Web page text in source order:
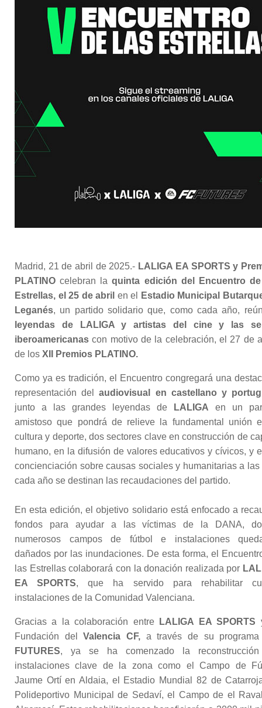
Madrid, 21 de abril de 2025.- LALIGA EA SPORTS y
PLATINO celebran laquinta edición del Encuentro
Estrellas, el 25 de abril en el
Estadio Municipal
Leganés, un partido solidario que, como cada año,
leyendas de LALIGA y artistas del cine y las
iberoamericanas con motivo de la celebración, el 27 de
de los XII Premios PLATINO.
Como ya es tradición, el Encuentro congregará una
representación delaudiovisual en castellano y
junto a las grandes leyendas de
LALIGA en un
amistoso que pondrá de relieve la fundamental unión
cultura y deporte, dos sectores clave en construcción de
humano, en la difusión de valores educativos y cívicos, y
concienciación sobre causas sociales y humanitarias a las
cada año se destinan las recaudaciones del partido.
En esta edición, el objetivo solidario está enfocado a
fondos para ayudar a las víctimas de la DANA,
numerosos campos de fútbol e instalaciones
dañados por las inundaciones. De esta forma, el
las Estrellas colaborará con la donación realizada por
EA SPORTS, que ha servido para rehabilitar
instalaciones de la Comunidad Valenciana.
Gracias a la colaboración entre LALIGA EA SPORTS
Fundación delValencia CF, a través de su
FUTURES, ya se ha comenzado la
instalaciones clave de la zona como el Campo de
Jaume Ortí en Aldaia, el Estadio Mundial 82 de
Polideportivo Municipal de Sedaví, el Campo de el